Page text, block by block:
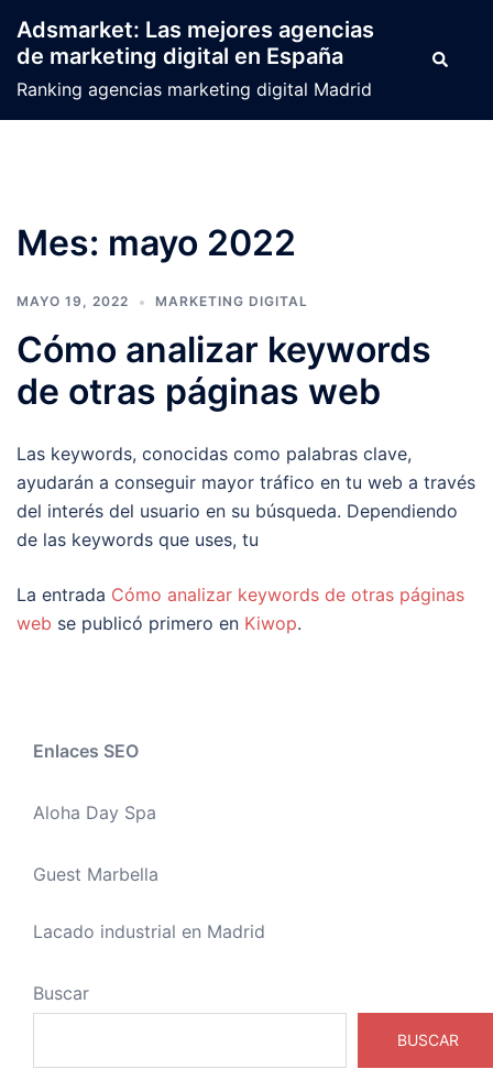
contenido
Adsmarket: Las mejores agencias
de marketing digital en España
Ranking agencias marketing digital Madrid
Buscar
Mes: mayo 2022
MAYO 19, 2022 MARKETING DIGITAL
Cómo analizar keywords
de otras páginas web
Las keywords, conocidas como palabras clave,
ayudarán a conseguir mayor tráfico en tu web a través
del interés del usuario en su búsqueda. Dependiendo
de las keywords que uses, tu
La entrada Cómo analizar keywords de otras páginas
web se publicó primero en Kiwop.
Enlaces SEO
Aloha Day Spa
Guest Marbella
Lacado industrial en Madrid
Buscar
BUSCAR